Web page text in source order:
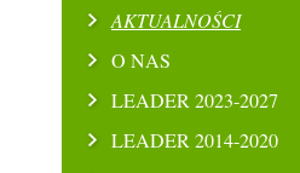
AKTUALNOŚCI
O NAS
LEADER 2023-2027
LEADER 2014-2020